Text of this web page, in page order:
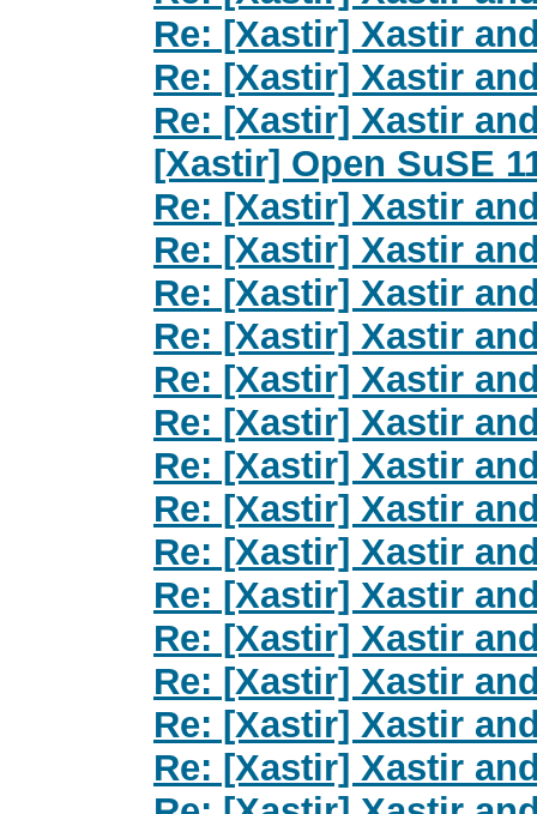
Re: [Xastir] Xastir
Re: [Xastir] Xastir
Re: [Xastir] Xastir
[Xastir] Open SuSE
Re: [Xastir] Xastir
Re: [Xastir] Xastir
Re: [Xastir] Xastir
Re: [Xastir] Xastir
Re: [Xastir] Xastir
Re: [Xastir] Xastir
Re: [Xastir] Xastir
Re: [Xastir] Xastir
Re: [Xastir] Xastir
Re: [Xastir] Xastir
Re: [Xastir] Xastir
Re: [Xastir] Xastir
Re: [Xastir] Xastir
Re: [Xastir] Xastir